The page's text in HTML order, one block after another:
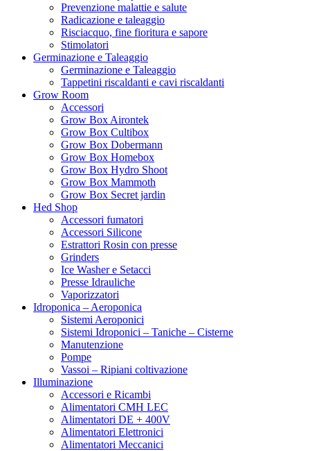
Prevenzione malattie e salute
Radicazione e taleaggio
Risciacquo, fine fioritura e sapore
Stimolatori
Germinazione e Taleaggio
Germinazione e Taleaggio
Tappetini riscaldanti e cavi riscaldanti
Grow Room
Accessori
Grow Box Airontek
Grow Box Cultibox
Grow Box Dobermann
Grow Box Homebox
Grow Box Hydro Shoot
Grow Box Mammoth
Grow Box Secret jardin
Hed Shop
Accessori fumatori
Accessori Silicone
Estrattori Rosin con presse
Grinders
Ice Washer e Setacci
Presse Idrauliche
Vaporizzatori
Idroponica – Aeroponica
Sistemi Aeroponici
Sistemi Idroponici – Taniche – Cisterne
Manutenzione
Pompe
Vassoi – Ripiani coltivazione
Illuminazione
Accessori e Ricambi
Alimentatori CMH LEC
Alimentatori DE + 400V
Alimentatori Elettronici
Alimentatori Meccanici